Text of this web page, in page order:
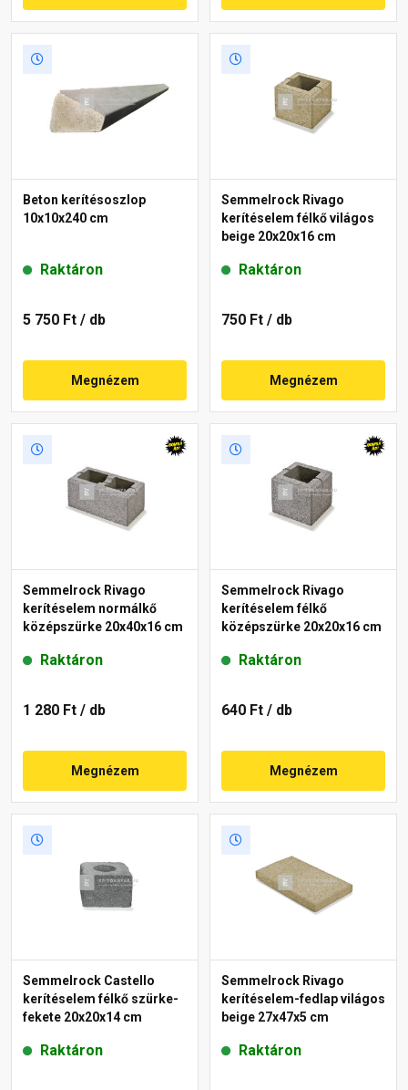
Beton kerítésoszlop
10x10x240 cm
Raktáron
5 750 Ft / db
Megnézem
Semmelrock Rivago
kerítéselem félkő világos
beige 20x20x16 cm
Raktáron
750 Ft / db
Megnézem
Semmelrock Rivago
kerítéselem normálkő
középszürke 20x40x16 cm
Raktáron
1 280 Ft / db
Megnézem
Semmelrock Rivago
kerítéselem félkő
középszürke 20x20x16 cm
Raktáron
640 Ft / db
Megnézem
Semmelrock Castello
kerítéselem félkő szürke-
fekete 20x20x14 cm
Raktáron
Semmelrock Rivago
kerítéselem-fedlap világos
beige 27x47x5 cm
Raktáron